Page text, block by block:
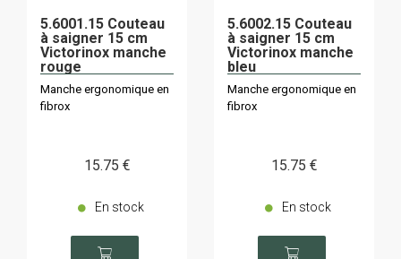
5.6001.15 Couteau
à saigner 15 cm
Victorinox manche
rouge
Manche ergonomique en
fibrox
15.75 €
En stock
5.6002.15 Couteau
à saigner 15 cm
Victorinox manche
bleu
Manche ergonomique en
fibrox
15.75 €
En stock